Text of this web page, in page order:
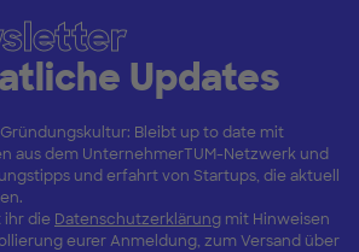
Updates
Gründungskultur: Bleibt up to date mit
aus dem UnternehmerTUM-Netzwerk und
und erfahrt von Startups, die aktuell
ihr die Datenschutzerklärungmit Hinweisen
eurer Anmeldung, zum Versand über